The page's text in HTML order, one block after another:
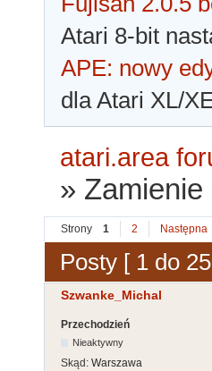
Atari 8-bit
APE: nowy
dla Atari XL/
atari.area
»
Strony 1 2 Następna
Posty [ 1 do
Szwanke_Michal
Przechodzień
Nieaktywny
Skąd: Warszawa